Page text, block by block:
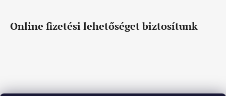
Online fizetési lehetőséget biztosítunk